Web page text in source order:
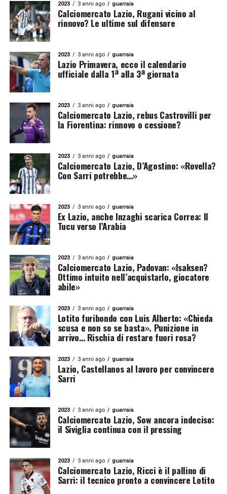
2023 3 anni ago guarraia
Calciomercato Lazio, Rugani vicino al
rinnovo? Le ultime sul difensore
2023 3 anni ago guarraia
Lazio Primavera, ecco il calendario
ufficiale dalla 1ª alla 3ª giornata
2023 3 anni ago guarraia
Calciomercato Lazio, rebus Castrovilli per
la Fiorentina: rinnovo o cessione?
2023 3 anni ago guarraia
Calciomercato Lazio, D’Agostino: «Rovella?
Con Sarri potrebbe…»
2023 3 anni ago guarraia
Ex Lazio, anche Inzaghi scarica Correa: Il
Tucu verso l’Arabia
2023 3 anni ago guarraia
Calciomercato Lazio, Padovan: «Isaksen?
Ottimo intuito nell’acquistarlo, giocatore
abile»
2023 3 anni ago guarraia
Lotito furibondo con Luis Alberto: «Chieda
scusa e non so se basta». Punizione in
arrivo… Rischia di restare fuori rosa?
2023 3 anni ago guarraia
Lazio, Castellanos al lavoro per convincere
Sarri
2023 3 anni ago guarraia
Calciomercato Lazio, Sow ancora indeciso:
il Siviglia continua con il pressing
2023 3 anni ago guarraia
Calciomercato Lazio, Ricci è il pallino di
Sarri: il tecnico pronto a convincere Lotito